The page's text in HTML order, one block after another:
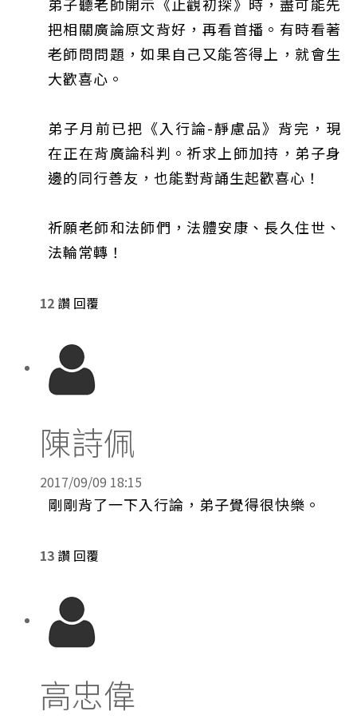
把相關廣論原文背好，再看首播。有時看著
老師問問題，如果自己又能答得上，就會生
大歡喜心。
弟子月前已把《入行論-靜慮品》背完，現
在正在背廣論科判。祈求上師加持，弟子身
邊的同行善友，也能對背誦生起歡喜心！
祈願老師和法師們，法體安康、長久住世、
法輪常轉！
12 讚 回覆
陳詩佩
2017/09/09 18:15
剛剛背了一下入行論，弟子覺得很快樂。
13 讚 回覆
高忠偉